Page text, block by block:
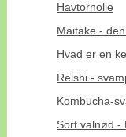
Havtornolie
Maitake -
Hvad er en
Reishi -
Kombucha-
Sort valnød -